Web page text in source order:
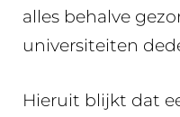
alles behalve
universiteiten
Hieruit blijkt dat